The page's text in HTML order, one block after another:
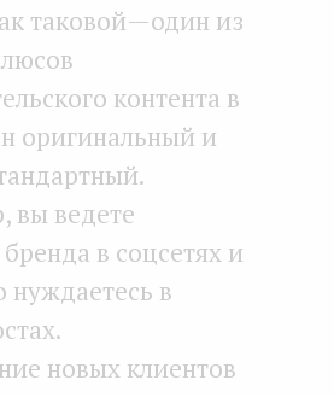
таковой — один из
контента в
оригинальный и
вы ведете
в соцсетях и
нуждаетесь в
новых клиентов